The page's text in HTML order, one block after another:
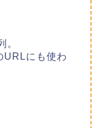
。
URLにも使わ